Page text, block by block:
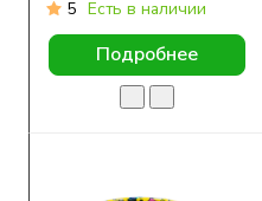
5 Есть в наличии
Подробнее